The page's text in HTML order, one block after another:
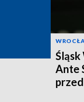
Śląsk
Ante